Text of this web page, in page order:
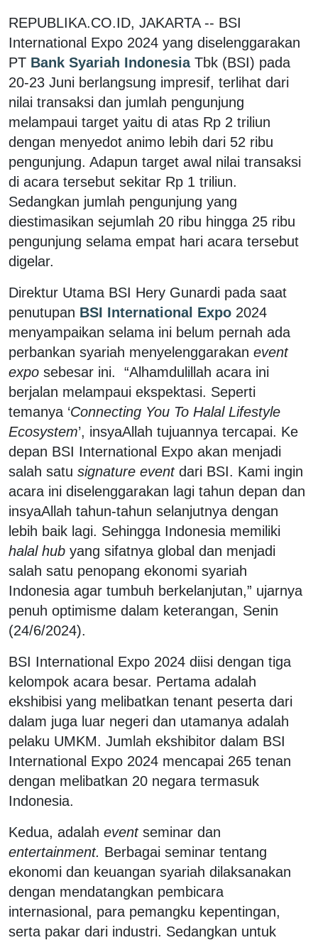
REPUBLIKA.CO.ID, JAKARTA -- BSI
International Expo 2024 yang diselenggarakan
PT Bank Syariah Indonesia Tbk (BSI) pada
20-23 Juni berlangsung impresif, terlihat dari
nilai transaksi dan jumlah pengunjung
melampaui target yaitu di atas Rp 2 triliun
dengan menyedot animo lebih dari 52 ribu
pengunjung. Adapun target awal nilai transaksi
di acara tersebut sekitar Rp 1 triliun.
Sedangkan jumlah pengunjung yang
diestimasikan sejumlah 20 ribu hingga 25 ribu
pengunjung selama empat hari acara tersebut
digelar.
Direktur Utama BSI Hery Gunardi pada saat
penutupan BSI International Expo 2024
menyampaikan selama ini belum pernah ada
perbankan syariah menyelenggarakan event
expo sebesar ini. “Alhamdulillah acara ini
berjalan melampaui ekspektasi. Seperti
temanya ‘Connecting You To Halal Lifestyle
Ecosystem’, insyaAllah tujuannya tercapai. Ke
depan BSI International Expo akan menjadi
salah satu signature eventdari BSI. Kami ingin
acara ini diselenggarakan lagi tahun depan dan
insyaAllah tahun-tahun selanjutnya dengan
lebih baik lagi. Sehingga Indonesia memiliki
halal hub yang sifatnya global dan menjadi
salah satu penopang ekonomi syariah
Indonesia agar tumbuh berkelanjutan,” ujarnya
penuh optimisme dalam keterangan, Senin
(24/6/2024).
BSI International Expo 2024 diisi dengan tiga
kelompok acara besar. Pertama adalah
ekshibisi yang melibatkan tenant peserta dari
dalam juga luar negeri dan utamanya adalah
pelaku UMKM. Jumlah ekshibitor dalam BSI
International Expo 2024 mencapai 265 tenan
dengan melibatkan 20 negara termasuk
Indonesia.
Kedua, adalah eventseminar dan
entertainment. Berbagai seminar tentang
ekonomi dan keuangan syariah dilaksanakan
dengan mendatangkan pembicara
internasional, para pemangku kepentingan,
serta pakar dari industri. Sedangkan untuk